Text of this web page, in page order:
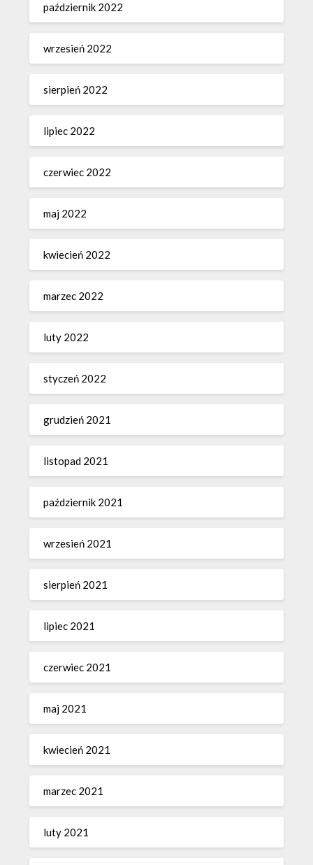
październik 2022
wrzesień 2022
sierpień 2022
lipiec 2022
czerwiec 2022
maj 2022
kwiecień 2022
marzec 2022
luty 2022
styczeń 2022
grudzień 2021
listopad 2021
październik 2021
wrzesień 2021
sierpień 2021
lipiec 2021
czerwiec 2021
maj 2021
kwiecień 2021
marzec 2021
luty 2021